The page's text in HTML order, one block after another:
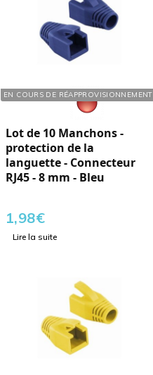
EN COURS DE RÉAPPROVISIONNEMENT
Réf. : 110402
Lot de 10 Manchons -
protection de la
languette - Connecteur
RJ45 - 8 mm - Bleu
1,98€
Lire la suite